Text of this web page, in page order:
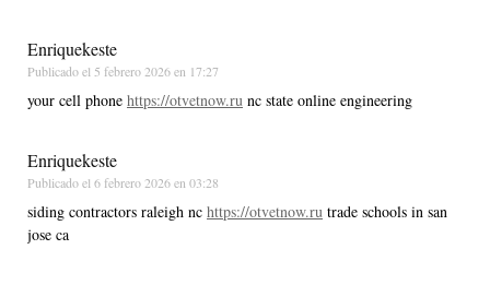
Enriquekeste
Publicado el 5 febrero 2026 en 17:27
your cell phone https://otvetnow.ru nc state online engineering
Enriquekeste
Publicado el 6 febrero 2026 en 03:28
siding contractors raleigh nc https://otvetnow.ru trade schools in san
jose ca